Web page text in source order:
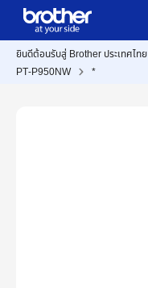
ยินดีต้อนรับสู่ Brother ประเทศไทย
PT-P950NW
*